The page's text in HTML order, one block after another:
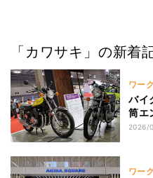
「カワサキ」の新着
ワー
バイ
筒エ
一に
2026/
ワー